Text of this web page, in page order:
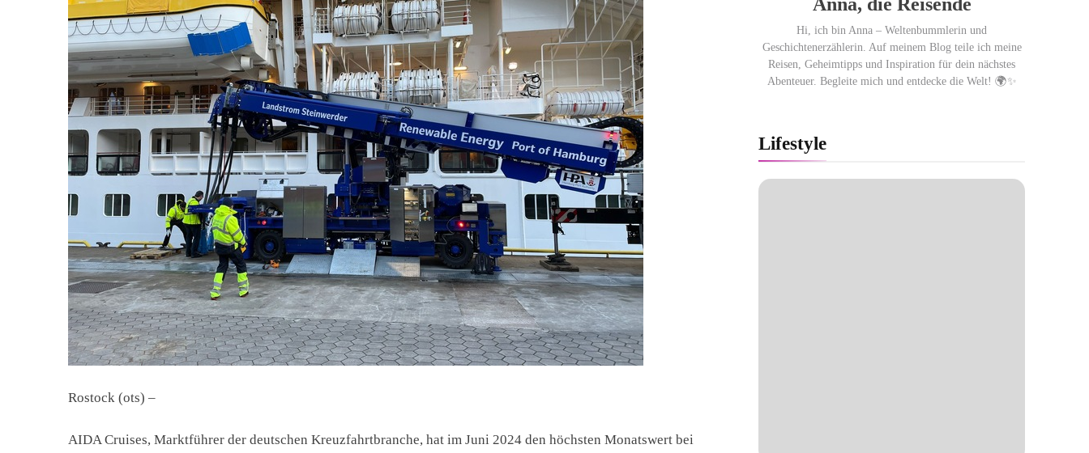
Rostock (ots) –
AIDA Cruises, Marktführer der deutschen Kreuzfahrtbranche, hat im Juni 2024 den höchsten Monatswert bei
Anna, die Reisende
Hi, ich bin Anna – Weltenbummlerin und
Geschichtenerzählerin. Auf meinem Blog teile ich meine
Reisen, Geheimtipps und Inspiration für dein nächstes
Abenteuer. Begleite mich und entdecke die Welt! 🌍✨
Lifestyle